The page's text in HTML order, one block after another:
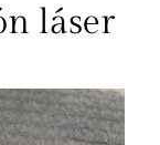
láser